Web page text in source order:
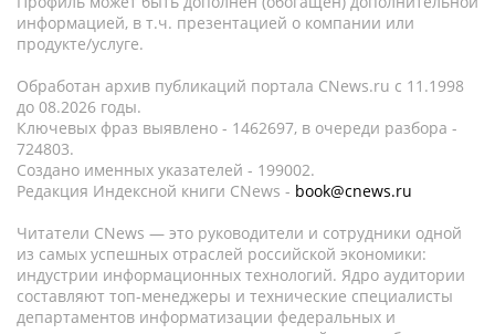
информацией, в т.ч. презентацией о компании или
продукте/услуге.
Обработан архив публикаций портала CNews.ru c 11.1998
до 08.2026 годы.
Ключевых фраз выявлено - 1462697, в очереди разбора -
724803.
Создано именных указателей - 199002.
Редакция Индексной книги CNews - book@cnews.ru
Читатели CNews — это руководители и сотрудники одной
из самых успешных отраслей российской экономики:
индустрии информационных технологий. Ядро аудитории
составляют топ-менеджеры и технические специалисты
департаментов информатизации федеральных и